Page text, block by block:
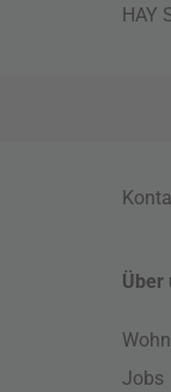
HAY
Über
Jobs